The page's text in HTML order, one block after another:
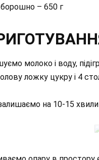
борошно – 650 г
молоко і воду,
ложку цукру і 4
на 10-15